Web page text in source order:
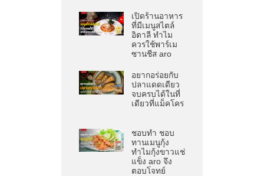
เปิดร้านอาหาร
ที่มีเมนูสไตล์
อิตาลี ทำไม
ควรใช้พาร์เม
ซานชีส aro
อยากอร่อยกับ
ปลาแดดเดียว
จบครบได้ในที่
เดียวที่แม็คโคร
ชอบทำ ชอบ
ทานเมนูกุ้ง
ทำไมกุ้งขาวแช่
แข็ง aro จึง
ตอบโจทย์